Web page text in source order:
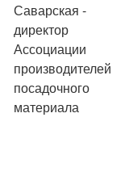
Саварская -
директор
Ассоциации
производителей
посадочного
материала